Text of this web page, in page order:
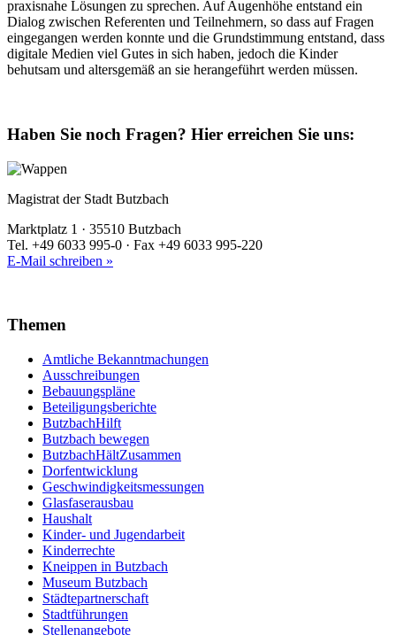
praxisnahe Lösungen zu sprechen. Auf Augenhöhe entstand ein
Dialog zwischen Referenten und Teilnehmern, so dass auf Fragen
eingegangen werden konnte und die Grundstimmung entstand, dass
digitale Medien viel Gutes in sich haben, jedoch die Kinder
behutsam und altersgemäß an sie herangeführt werden müssen.
Haben Sie noch Fragen? Hier erreichen Sie uns:
Magistrat der Stadt Butzbach
Marktplatz 1 · 35510 Butzbach
Tel. +49 6033 995-0 · Fax +49 6033 995-220
E-Mail schreiben »
Themen
Amtliche Bekanntmachungen
Ausschreibungen
Bebauungspläne
Beteiligungsberichte
ButzbachHilft
Butzbach bewegen
ButzbachHältZusammen
Dorfentwicklung
Geschwindigkeitsmessungen
Glasfaserausbau
Haushalt
Kinder- und Jugendarbeit
Kinderrechte
Kneippen in Butzbach
Museum Butzbach
Städtepartnerschaft
Stadtführungen
Stellenangebote